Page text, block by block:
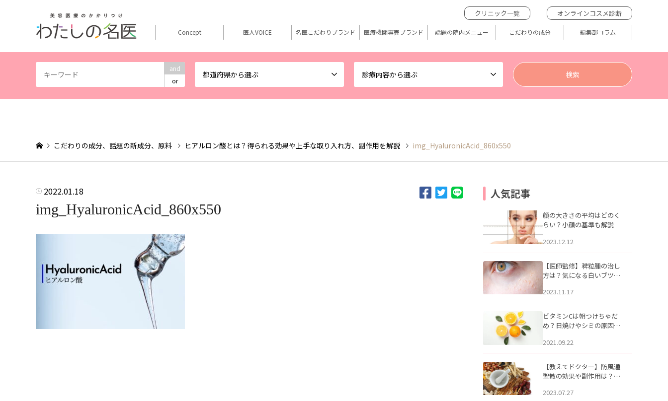
and
or
都道府県から選ぶ 診療内容から選ぶ
クリニック一覧 オンラインコスメ診断
Concept 医人VOICE 名医こだわりブランド 医療機関専売ブランド 話題の院内メニュー こだわりの成分 編集部コラム
こだわりの成分、話題の新成分、原料 ヒアルロン酸とは？得られる効果や上手な取り入れ方、副作用を解説 img_HyaluronicAcid_860x550
2022.01.18
img_HyaluronicAcid_860x550
人気記事
顔の大きさの平均はどのく
らい？小顔の基準も解説
2023.12.12
【医師監修】稗粒腫の治し
方は？気になる白いブツブ
アについて
2023.11.17
ビタミンCは朝つけちゃだ
め？日焼けやシミの原因に
2021.09.22
【教えてドクター】防風通
聖散の効果や副作用は？長
2023.07.27